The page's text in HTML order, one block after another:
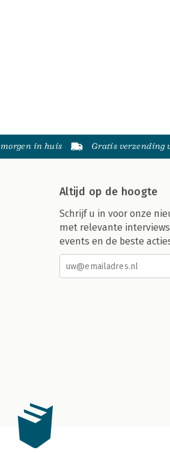
in huis Gratis verzending
Altijd op de hoogte
Schrijf u in voor onze
met relevante
events en de beste